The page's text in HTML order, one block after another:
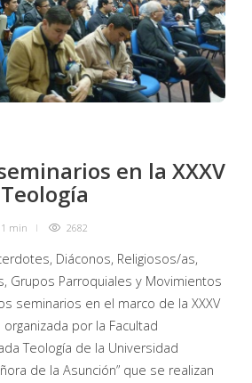
en la XXXV
1 min 2682
Diáconos, Religiosos/as,
Grupos Parroquiales y Movimientos
seminarios en el marco de la XXXV
por la Facultad
Teología de la Universidad
de la Asunción” que se realizan